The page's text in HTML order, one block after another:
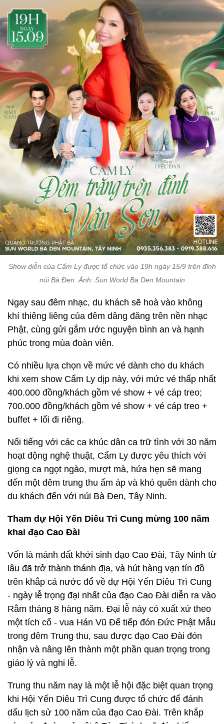
Show diễn của Cẩm Ly được tổ chức vào 19h ngày 15/9 trên đỉnh
núi Bà Đen. Ảnh: Sun World Ba Den Mountain
Ngay sau đêm nhạc, du khách sẽ hoà vào không
khí thiêng liêng của đêm dâng đăng trên nền nhạc
Phật, cùng gửi gắm ước nguyện bình an và hạnh
phúc trong mùa đoàn viên.
Có nhiều lựa chọn về mức vé dành cho du khách
khi xem show Cẩm Ly dịp này, với mức vé thấp nhất
400.000 đồng/khách gồm vé show + vé cáp treo;
700.000 đồng/khách gồm vé show + vé cáp treo +
buffet + lối đi riêng.
Nổi tiếng với các ca khúc dân ca trữ tình với 30 năm
hoạt động nghệ thuật, Cẩm Ly được yêu thích với
giọng ca ngọt ngào, mượt mà, hứa hẹn sẽ mang
đến một đêm trung thu ấm áp và khó quên dành cho
du khách đến với núi Bà Đen, Tây Ninh.
Tham dự Hội Yến Diêu Trì Cung mừng 100 năm
khai đạo Cao Đài
Vốn là mảnh đất khởi sinh đạo Cao Đài, Tây Ninh từ
lâu đã trở thành thánh địa, và hút hàng vạn tín đồ
trên khắp cả nước đổ về dự Hội Yến Diêu Trì Cung
- ngày lễ trọng đại nhất của đạo Cao Đài diễn ra vào
Rằm tháng 8 hàng năm. Đại lễ này có xuất xứ theo
một tích cổ - vua Hán Vũ Đế tiếp đón Đức Phật Mẫu
trong đêm Trung thu, sau được đạo Cao Đài đón
nhận và nâng lên thành một phần quan trọng trong
giáo lý và nghi lễ.
Trung thu năm nay là một lễ hội đặc biệt quan trọng
khi Hội Yến Diêu Trì Cung được tổ chức để đánh
dấu lịch sử 100 năm của đạo Cao Đài. Trên khắp